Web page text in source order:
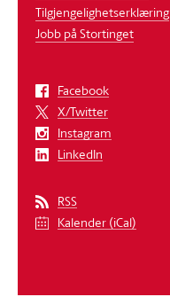
Tilgjengelighetserklæring
Jobb på Stortinget
Facebook
X/Twitter
Instagram
LinkedIn
RSS
Kalender (iCal)